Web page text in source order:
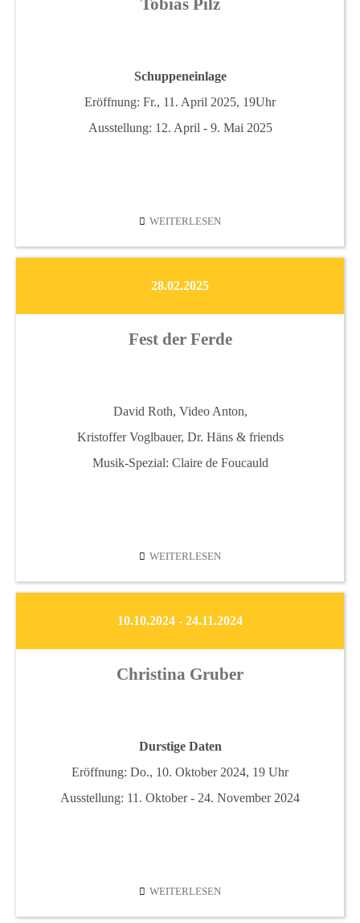
Tobias Pilz
Schuppeneinlage
Eröffnung: Fr., 11. April 2025, 19Uhr
Ausstellung: 12. April - 9. Mai 2025
WEITERLESENTOBIAS
28.02.2025
Fest der Ferde
David Roth, Video Anton,
Kristoffer Voglbauer, Dr. Häns & friends
Musik-Spezial: Claire de Foucauld
WEITERLESENFEST
FERDE
10.10.2024 - 24.11.2024
Christina Gruber
Durstige Daten
Eröffnung: Do., 10. Oktober 2024, 19 Uhr
Ausstellung: 11. Oktober - 24. November 2024
WEITERLESENCHRISTINA